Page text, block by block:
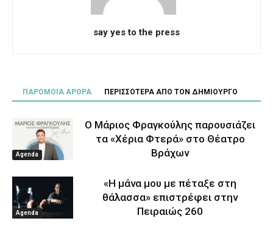
say yes to the press
ΠΑΡΟΜΟΙΑ ΑΡΘΡΑ ΠΕΡΙΣΣΟΤΕΡΑ ΑΠΟ ΤΟΝ ΔΗΜΙΟΥΡΓΟ
Agenda
Ο Μάριος Φραγκούλης παρουσιάζει
τα «Χέρια Φτερά» στο Θέατρο
Βράχων
Agenda
«Η μάνα μου με πέταξε στη
θάλασσα» επιστρέφει στην
Πειραιώς 260